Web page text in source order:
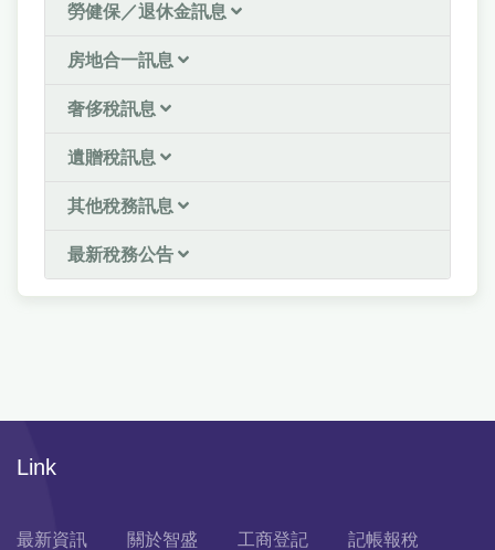
勞健保／退休金訊息
房地合一訊息
奢侈稅訊息
遺贈稅訊息
其他稅務訊息
最新稅務公告
Link
最新資訊 關於智盛 工商登記 記帳報稅